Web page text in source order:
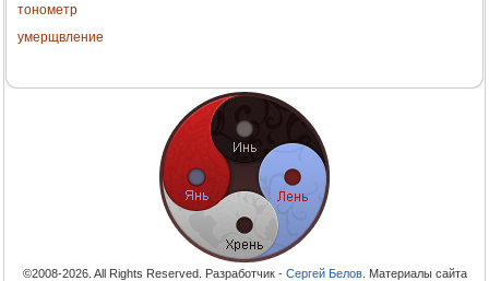
тонометр
умерщвление
©2008-2026. All Rights Reserved. Разработчик - Сергей Белов. Материалы сайта